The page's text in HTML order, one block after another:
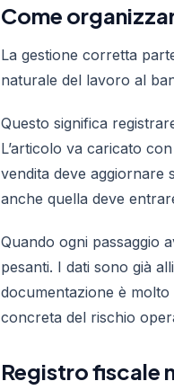
Come
La gestione corretta
naturale del lavoro al
Questo significa
L’articolo va caricato
vendita deve aggiornare
anche quella deve
Quando ogni passaggio
pesanti. I dati sono già
documentazione è
concreta del rischio
Registro fiscale